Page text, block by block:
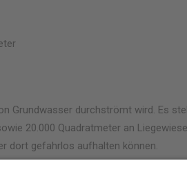
Grundwasser durchströmt wird. Es
20.000 Quadratmeter an
dort gefahrlos aufhalten können.